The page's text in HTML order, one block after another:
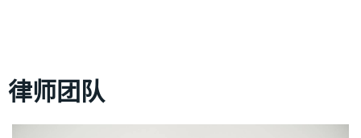
律师团队